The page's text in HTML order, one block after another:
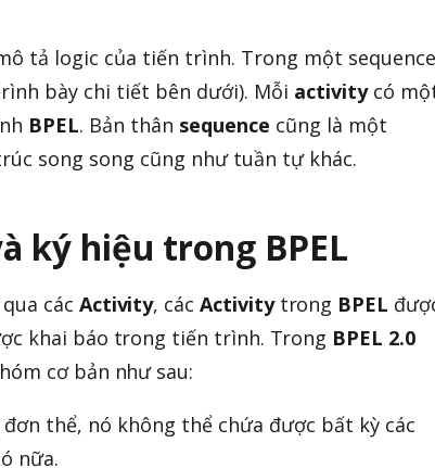
tả logic của tiến trình. Trong một sequence
bày chi tiết bên dưới). Mỗi activitycó
BPEL. Bản thân sequence cũng là một
song song cũng như tuần tự khác.
ký hiệu trong BPEL
các Activity, cácActivitytrong BPEL
khai báo trong tiến trình. Trong BPEL 2.0
cơ bản như sau:
đơn thể, nó không thể chứa được bất kỳ các
nữa.